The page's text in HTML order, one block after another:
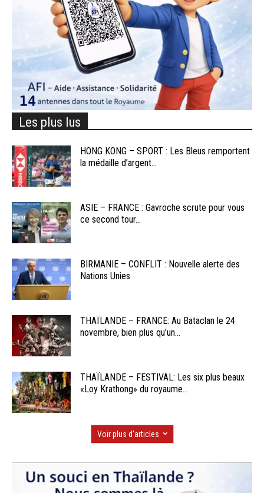
Les plus lus
HONG KONG – SPORT : Les Bleus remportent
la médaille d’argent...
ASIE – FRANCE : Gavroche scrute pour vous
ce second tour...
BIRMANIE – CONFLIT : Nouvelle alerte des
Nations Unies
THAÏLANDE – FRANCE: Au Bataclan le 24
novembre, bien plus qu’un...
THAÏLANDE – FESTIVAL: Les six plus beaux
«Loy Krathong» du royaume...
Voir plus d'articles